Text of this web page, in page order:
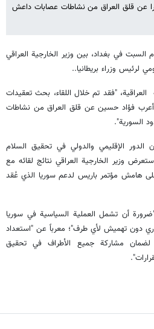
عن قلق العراق من نشاطات عصابات داعش
السبت في بغداد، بين وزير الخارجية العراقي
لرئيس وزراء بريطانيا..
"فقد تم خلال اللقاء، بحث تعقيدات
فؤاد حسين عن قلق العراق من نشاطات
السورية".
الدور الإقليمي والدولي في تحقيق السلام
استعرض وزير الخارجية العراقي نتائج لقائه مع
على هامش مؤتمر باريس لدعم سوريا الذي عُقد
أن تشمل العملية السياسية في سوريا
دون تهميش لأي طرف"؛ معرباً عن "استعداد
لضمان مشاركة جميع الأطراف في تحقيق